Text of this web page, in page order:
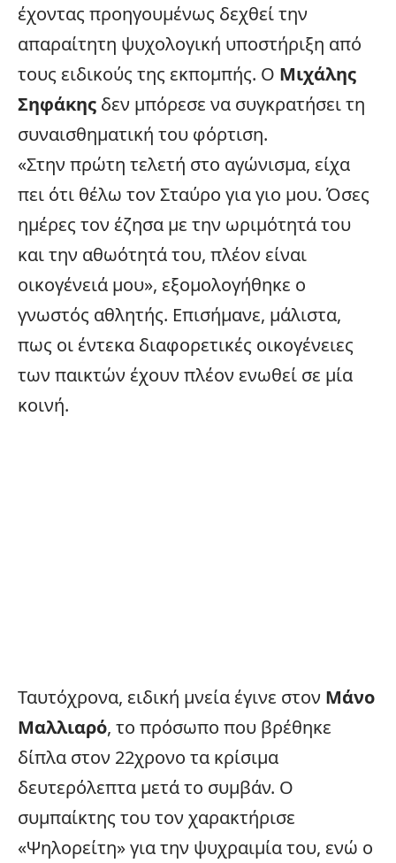
έχοντας προηγουμένως δεχθεί την
απαραίτητη ψυχολογική υποστήριξη από
τους ειδικούς της εκπομπής. Ο Μιχάλης
Σηφάκης δεν μπόρεσε να συγκρατήσει τη
συναισθηματική του φόρτιση.
«Στην πρώτη τελετή στο αγώνισμα, είχα
πει ότι θέλω τον Σταύρο για γιο μου. Όσες
ημέρες τον έζησα με την ωριμότητά του
και την αθωότητά του, πλέον είναι
οικογένειά μου», εξομολογήθηκε ο
γνωστός αθλητής. Επισήμανε, μάλιστα,
πως οι έντεκα διαφορετικές οικογένειες
των παικτών έχουν πλέον ενωθεί σε μία
κοινή.
Ταυτόχρονα, ειδική μνεία έγινε στον Μάνο
Μαλλιαρό, το πρόσωπο που βρέθηκε
δίπλα στον 22χρονο τα κρίσιμα
δευτερόλεπτα μετά το συμβάν. Ο
συμπαίκτης του τον χαρακτήρισε
«Ψηλορείτη» για την ψυχραιμία του, ενώ ο